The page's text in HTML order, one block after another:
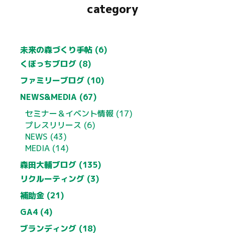
category
未来の森づくり手帖 (6)
くぼっちブログ (8)
ファミリーブログ (10)
NEWS&MEDIA (67)
セミナー＆イベント情報 (17)
プレスリリース (6)
NEWS (43)
MEDIA (14)
森田大輔ブログ (135)
リクルーティング (3)
補助金 (21)
GA4 (4)
ブランディング (18)